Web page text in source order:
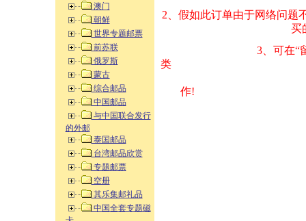
澳门
朝鲜
世界专题邮票
前苏联
俄罗斯
蒙古
综合邮品
中国邮品
与中国联合发行
的外邮
泰国邮品
台湾邮品欣赏
专题邮票
空册
其乐集邮礼品
中国全套专题磁
2、假如此订单由
买的邮品的“
3、可在“
类 方式告之
作!